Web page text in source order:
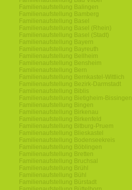
Familienaufstellung Balingen
Familienaufstellung Bamberg
Familienaufstellung Basel
Familienaufstellung Basel (Rhein)
Familienaufstellung Basel (Stadt)
Familienaufstellung Bayern
Familienaufstellung Bayreuth
Familienaufstellung Bellheim
Familienaufstellung Bensheim
Familienaufstellung Bern
Familienaufstellung Bernkastel-Wittlich
Familienaufstellung Bezirk-Darmstadt
Familienaufstellung Biblis
Familienaufstellung Bietigheim-Bissingen
Familienaufstellung Bingen
Familienaufstellung Birkenau
Familienaufstellung Birkenfeld
Familienaufstellung Bitburg-Pruem
Familienaufstellung Blieskastel
Familienaufstellung Bodenseekreis
Familienaufstellung Böblingen
Familienaufstellung Bretten
Familienaufstellung Bruchsal
Familienaufstellung Brühl
Familienaufstellung Bühl
Familienaufstellung Bürstadt